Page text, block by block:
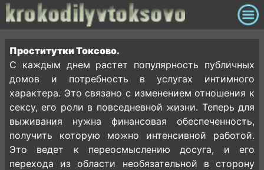
Проститутки Токсово.
С каждым днем растет популярность публичных
домов и потребность в услугах интимного
характера. Это связано с изменением отношения к
сексу, его роли в повседневной жизни. Теперь для
выживания нужна финансовая обеспеченность,
получить которую можно интенсивной работой.
Это ведет к переосмыслению досуга, и его
перехода из области необязательной в сторону